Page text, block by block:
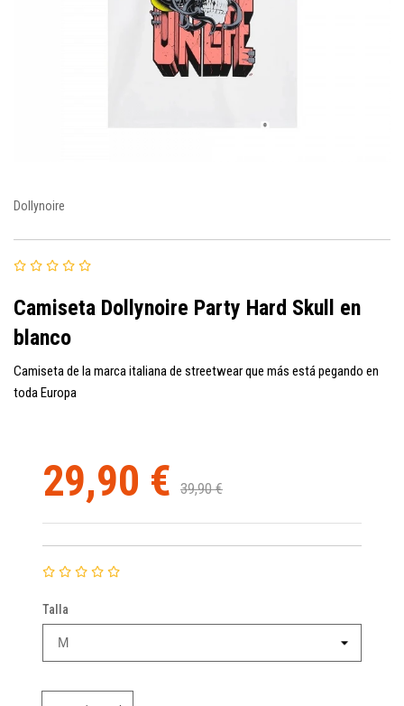
Dollynoire
Camiseta Dollynoire Party Hard Skull en
blanco
Camiseta de la marca italiana de streetwear que más está pegando en
toda Europa
29,90 € 39,90 €
Talla